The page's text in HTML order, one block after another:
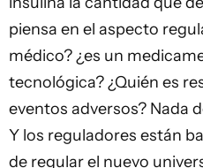
piensa en el aspecto
médico? ¿es un
tecnológica? ¿Quién es
eventos adversos? Nada
Y los reguladores están
de regular el nuevo